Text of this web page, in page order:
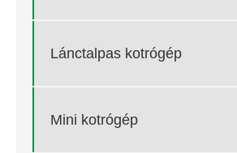
Lánctalpas kotrógép
Mini kotrógép